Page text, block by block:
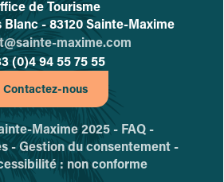
L'office de tourisme de Sainte-
de Tourisme
Blanc - 83120 Sainte-Maxime
maxime.com
(0)4 94 55 75 55
Contactez-nous
Maxime 2025 - FAQ -
-Gestion du consentement -
: non conforme